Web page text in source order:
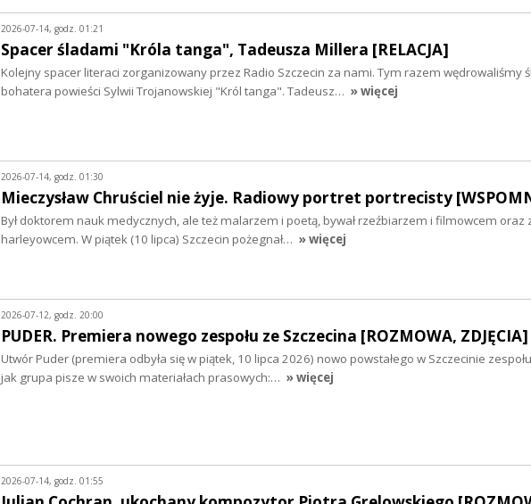
2026-07-14, godz. 01:21
Spacer śladami "Króla tanga", Tadeusza Millera [RELACJA]
Kolejny spacer literaci zorganizowany przez Radio Szczecin za nami. Tym razem wędrowaliśmy
bohatera powieści Sylwii Trojanowskiej "Król tanga". Tadeusz… » więcej
2026-07-14, godz. 01:30
Mieczysław Chruściel nie żyje. Radiowy portret portrecisty
Był doktorem nauk medycznych, ale też malarzem i poetą, bywał rzeźbiarzem i filmowcem oraz
harleyowcem. W piątek (10 lipca) Szczecin pożegnał… » więcej
2026-07-12, godz. 20:00
PUDER. Premiera nowego zespołu ze Szczecina [ROZMOWA, ZDJĘCIA]
Utwór Puder (premiera odbyła się w piątek, 10 lipca 2026) nowo powstałego w Szczecinie
jak grupa pisze w swoich materiałach prasowych:… » więcej
2026-07-14, godz. 01:55